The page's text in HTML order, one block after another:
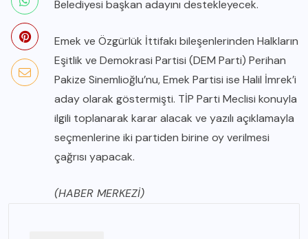
Belediyesi başkan adayını destekleyecek.
Emek ve Özgürlük İttifakı bileşenlerinden Halkların
Eşitlik ve Demokrasi Partisi (DEM Parti) Perihan
Pakize Sinemlioğlu’nu, Emek Partisi ise Halil İmrek’i
aday olarak göstermişti. TİP Parti Meclisi konuyla
ilgili toplanarak karar alacak ve yazılı açıklamayla
seçmenlerine iki partiden birine oy verilmesi
çağrısı yapacak.
(HABER MERKEZİ)